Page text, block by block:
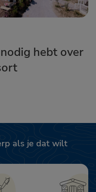
hebt over
als je dat wilt